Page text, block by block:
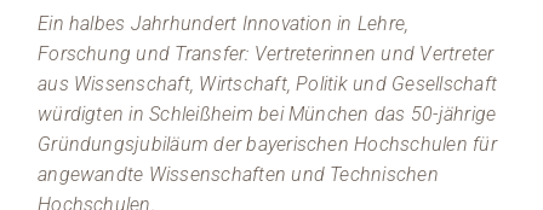
Ein halbes Jahrhundert Innovation in Lehre,
Forschung und Transfer: Vertreterinnen und Vertreter
aus Wissenschaft, Wirtschaft, Politik und Gesellschaft
würdigten in Schleißheim bei München das 50-jährige
Gründungsjubiläum der bayerischen Hochschulen für
angewandte Wissenschaften und Technischen
Hochschulen.